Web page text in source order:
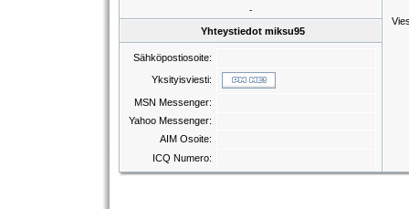
-
Yhteystiedot miksu95
Sähköpostiosoite:
Yksityisviesti:
MSN Messenger:
Yahoo Messenger:
AIM Osoite:
ICQ Numero: